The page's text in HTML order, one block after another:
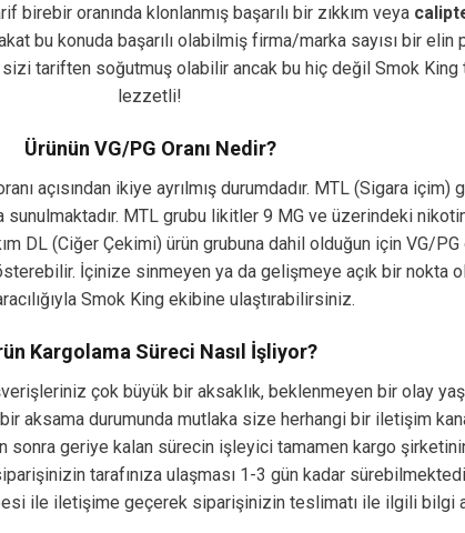
oranında klonlanmış başarılı bir zıkkım veya
bu konuda başarılı olabilmiş firma/marka sayısı bir elin
sizi tariften soğutmuş olabilir ancak bu hiç değil Smok
lezzetli!
Ürünün VG/PG Oranı Nedir?
açısından ikiye ayrılmış durumdadır. MTL (Sigara
sunulmaktadır. MTL grubu likitler 9 MG ve üzerindeki
DL (Ciğer Çekimi) ürün grubuna dahil olduğun için VG/
İçinize sinmeyen ya da gelişmeye açık bir nokta
Smok King ekibine ulaştırabilirsiniz.
Kargolama Süreci Nasıl İşliyor?
çok büyük bir aksaklık, beklenmeyen bir olay
aksama durumunda mutlaka size herhangi bir iletişim
geriye kalan sürecin işleyici tamamen kargo
tarafınıza ulaşması 1-3 gün kadar
ile iletişime geçerek siparişinizin teslimatı ile ilgili bilgi